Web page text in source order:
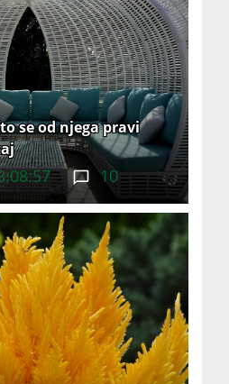
se od njega pravi
10